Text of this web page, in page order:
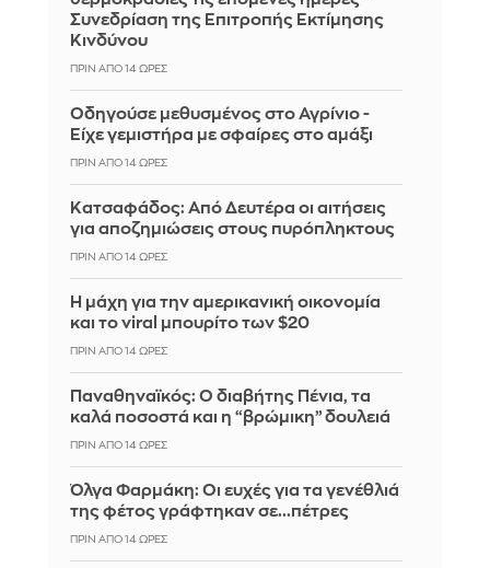
Συνεδρίαση της Επιτροπής Εκτίμησης
Κινδύνου
ΠΡΙΝ ΑΠΌ 14 ΏΡΕΣ
Οδηγούσε μεθυσμένος στο Αγρίνιο -
Είχε γεμιστήρα με σφαίρες στο αμάξι
ΠΡΙΝ ΑΠΌ 14 ΏΡΕΣ
Κατσαφάδος: Από Δευτέρα οι αιτήσεις
για αποζημιώσεις στους πυρόπληκτους
ΠΡΙΝ ΑΠΌ 14 ΏΡΕΣ
Η μάχη για την αμερικανική οικονομία
και το viral μπουρίτο των $20
ΠΡΙΝ ΑΠΌ 14 ΏΡΕΣ
Παναθηναϊκός: Ο διαβήτης Πένια, τα
καλά ποσοστά και η “βρώμικη” δουλειά
ΠΡΙΝ ΑΠΌ 14 ΏΡΕΣ
Όλγα Φαρμάκη: Οι ευχές για τα γενέθλιά
της φέτος γράφτηκαν σε...πέτρες
ΠΡΙΝ ΑΠΌ 14 ΏΡΕΣ